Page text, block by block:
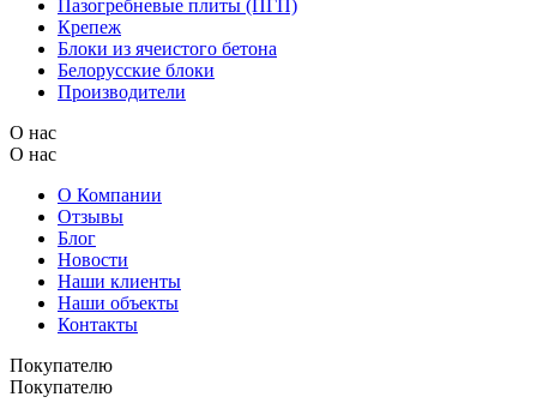
Пазогребневые плиты (ПГП)
Крепеж
Блоки из ячеистого бетона
Белорусские блоки
Производители
О нас
О нас
О Компании
Отзывы
Блог
Новости
Наши клиенты
Наши объекты
Контакты
Покупателю
Покупателю